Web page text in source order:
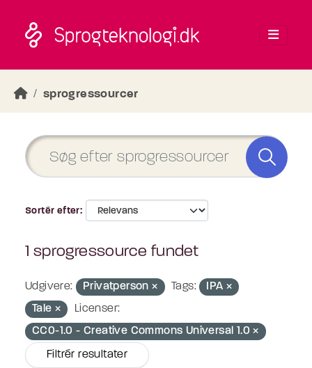
sprogressourcer
Sortér efter
1 sprogressource fundet
Udgivere: Privatperson Tags:
IPA
Tale
Licenser:
CC0-1.0 - Creative Commons Universal 1.0
Filtrér resultater